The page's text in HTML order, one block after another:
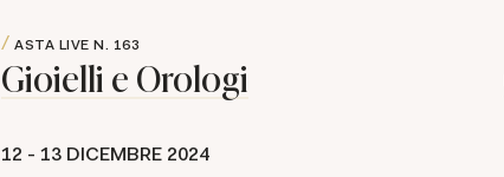
ASTA LIVE N. 163
Gioielli e Orologi
12 - 13 DICEMBRE 2024